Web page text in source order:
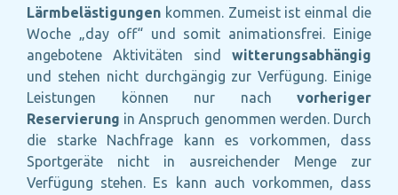
Lärmbelästigungen kommen. Zumeist ist einmal die
Woche „day off“ und somit animationsfrei. Einige
angebotene Aktivitäten sind witterungsabhängig
und stehen nicht durchgängig zur Verfügung. Einige
Leistungen können nur nach vorheriger
Reservierung in Anspruch genommen werden. Durch
die starke Nachfrage kann es vorkommen, dass
Sportgeräte nicht in ausreichender Menge zur
Verfügung stehen. Es kann auch vorkommen, dass